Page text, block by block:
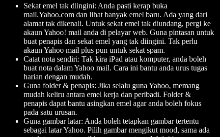
Sekat emel tak diingini: Anda pasti kerap buka
mail.Yahoo.com dan lihat banyak emel baru. Ada yang dari
alamat tak dikenali. Untuk sekat emel tak diundang, pergi ke
akaun Yahoo! mail anda di pelayar web. Guna pintasan untuk
buat penapis dan sekat emel yang tak diingini. Tak perlu
akaun Yahoo mail plus pun untuk sekat spam.
Catat nota sendiri: Tak kira iPad atau komputer, anda boleh
buat nota dalam Yahoo mail. Cara ini bantu anda urus tugas
harian dengan mudah.
Guna folder & penapis: Jika selalu guna Yahoo, memang
mudah keliru antara emel kerja dan peribadi. Folder &
penapis dapat bantu asingkan emel agar anda boleh fokus
pada satu urusan.
Guna gambar latar: Anda boleh tetapkan gambar tertentu
sebagai latar Yahoo. Pilih gambar mengikut mood, sama ada